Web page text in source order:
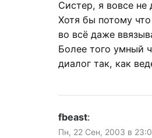
Систер, я вовсе
Хотя бы потому
во всё даже
Более того умный
диалог так, как
fbeast:
Пн, 22 Сен, 2003 в